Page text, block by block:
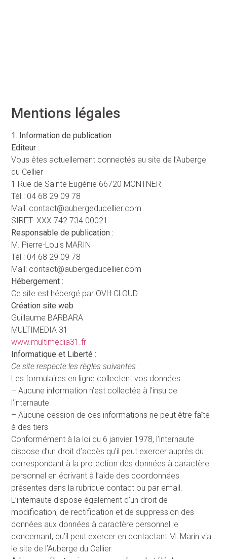
Mentions légales
1. Information de publication
Editeur :
Vous êtes actuellement connectés au site de l’Auberge
du Cellier
1 Rue de Sainte Eugénie 66720 MONTNER
Tél : 04 68 29 09 78
Mail: contact@aubergeducellier.com
SIRET: XXX 742 734 00021
Responsable de publication :
M. Pierre-Louis MARIN
Tél : 04 68 29 09 78
Mail: contact@aubergeducellier.com
Hébergement :
Ce site est hébergé par OVH CLOUD
Création site web
Guillaume BARBARA
MULTIMEDIA 31
www.multimedia31.fr
Informatique et Liberté :
Ce site respecte les règles suivantes :
Les formulaires en ligne collectent vos données.
– Aucune information n’est collectée à l’insu de
l’internaute
– Aucune cession de ces informations ne peut être faîte
à des tiers
Conformément à la loi du 6 janvier 1978, l’internaute
dispose d’un droit d’accès qu’il peut exercer auprès du
correspondant à la protection des données à caractère
personnel en écrivant à l’aide des coordonnées
présentes dans la rubrique contact ou par email.
L’internaute dispose également d’un droit de
modification, de rectification et de suppression des
données aux données à caractère personnel le
concernant, qu’il peut exercer en contactant M. Marin via
le site de l’Auberge du Cellier.